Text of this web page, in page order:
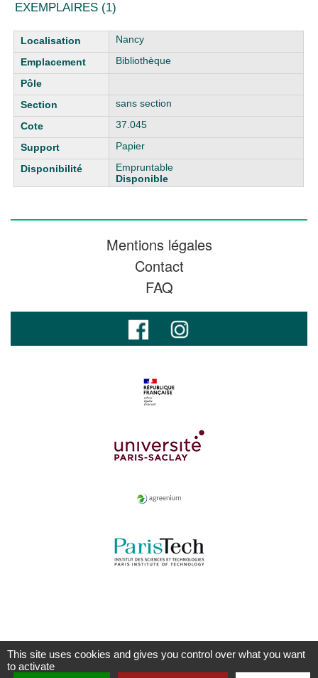
EXEMPLAIRES (1)
Liste des exemplaires
Nancy
Bibliothèque
sans section
37.045
Papier
Empruntable
Disponible
Mentions légales
Contact
FAQ
This site uses cookies and gives you control over what you want
to activate